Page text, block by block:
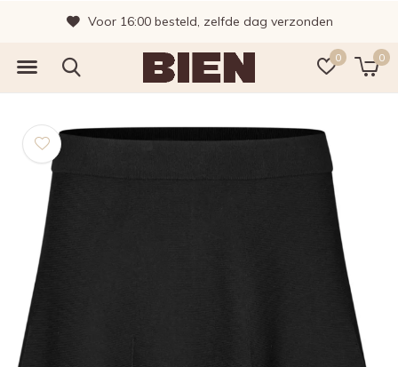
0 0
Voor 16:00 besteld, zelfde dag verzonden